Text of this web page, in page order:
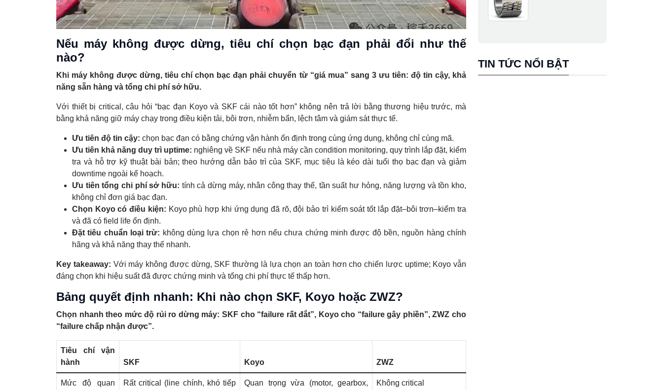
Nếu máy không được dừng, tiêu chí chọn bạc đạn phải đổi như thế
nào?
Khi máy không được dừng, tiêu chí chọn bạc đạn phải chuyển từ “giá mua” sang 3 ưu tiên: độ tin cậy, khả
năng sẵn hàng và tổng chi phí sở hữu.
Với thiết bị critical, câu hỏi “bạc đạn Koyo và SKF cái nào tốt hơn” không nên trả lời bằng thương hiệu trước, mà
bằng khả năng giữ máy chạy trong điều kiện tải, bôi trơn, nhiễm bẩn, lệch tâm và giám sát thực tế.
Ưu tiên độ tin cậy: chọn bạc đạn có bằng chứng vận hành ổn định trong cùng ứng dụng, không chỉ cùng mã.
Ưu tiên khả năng duy trì uptime: nghiêng về SKF nếu nhà máy cần condition monitoring, quy trình lắp đặt, kiểm
tra và hỗ trợ kỹ thuật bài bản; theo hướng dẫn bảo trì của SKF, mục tiêu là kéo dài tuổi thọ bạc đạn và giảm
downtime ngoài kế hoạch.
Ưu tiên tổng chi phí sở hữu: tính cả dừng máy, nhân công thay thế, tần suất hư hỏng, năng lượng và tồn kho,
không chỉ đơn giá bạc đạn.
Chọn Koyo có điều kiện: Koyo phù hợp khi ứng dụng đã rõ, đội bảo trì kiểm soát tốt lắp đặt–bôi trơn–kiểm tra
và đã có field life ổn định.
Đặt tiêu chuẩn loại trừ: không dùng lựa chọn rẻ hơn nếu chưa chứng minh được độ bền, nguồn hàng chính
hãng và khả năng thay thế nhanh.
Key takeaway: Với máy không được dừng, SKF thường là lựa chọn an toàn hơn cho chiến lược uptime; Koyo vẫn
đáng chọn khi hiệu suất đã được chứng minh và tổng chi phí thực tế thấp hơn.
Bảng quyết định nhanh: Khi nào chọn SKF, Koyo hoặc ZWZ?
Chọn nhanh theo mức độ rủi ro dừng máy: SKF cho “failure rất đắt”, Koyo cho “failure gây phiền”, ZWZ cho
“failure chấp nhận được”.
Tiêu chí vận
hành
SKF Koyo ZWZ
Mức độ quan
Rất critical (line chính, khó tiếp
Quan trọng vừa (motor, gearbox,
Không critical
TIN TỨC NỔI BẬT